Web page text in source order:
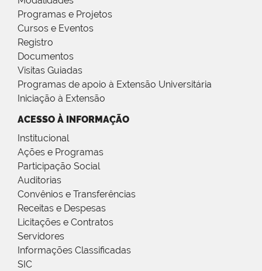
Programas e Projetos
Cursos e Eventos
Registro
Documentos
Visitas Guiadas
Programas de apoio à Extensão Universitária
Iniciação à Extensão
ACESSO À INFORMAÇÃO
Institucional
Ações e Programas
Participação Social
Auditorias
Convênios e Transferências
Receitas e Despesas
Licitações e Contratos
Servidores
Informações Classificadas
SIC